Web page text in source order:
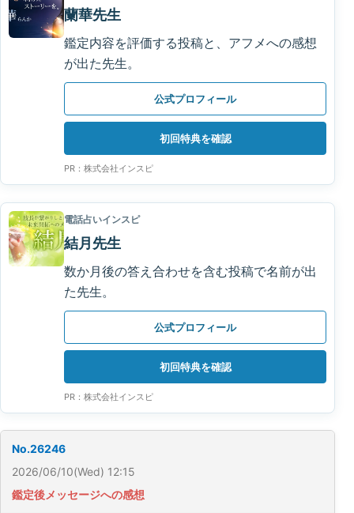
蘭華先生
鑑定内容を評価する投稿と、アフメへの感想
が出た先生。
公式プロフィール
初回特典を確認
PR：株式会社インスピ
電話占いインスピ
結月先生
数か月後の答え合わせを含む投稿で名前が出
た先生。
公式プロフィール
初回特典を確認
PR：株式会社インスピ
No.26246
2026/06/10(Wed) 12:15
鑑定後メッセージへの感想